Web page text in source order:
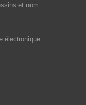
et nom
électronique